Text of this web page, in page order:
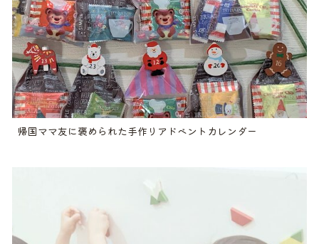
帰国ママ友に褒められた手作りアドベントカレンダー